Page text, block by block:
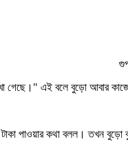
গেছে।" এই বলে বুড়ো আবার
পাওয়ার কথা বলল। তখন বুড়ো